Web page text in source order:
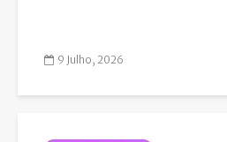
9 Julho, 2026